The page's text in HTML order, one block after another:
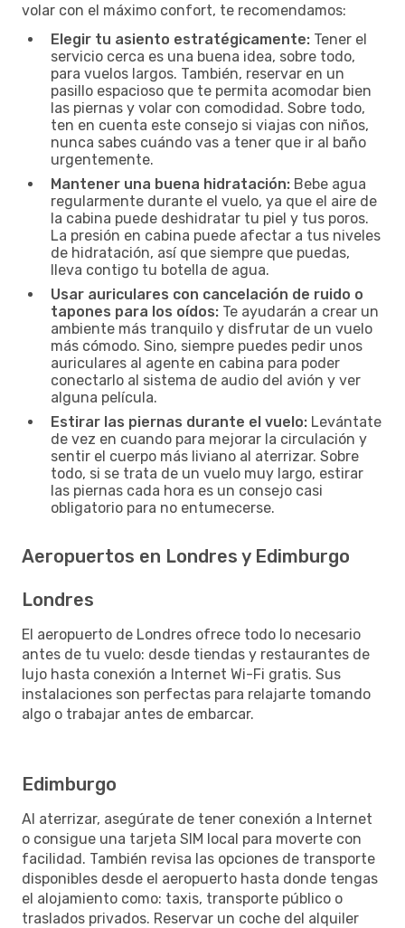
volar con el máximo confort, te recomendamos:
Elegir tu asiento estratégicamente: Tener el
servicio cerca es una buena idea, sobre todo,
para vuelos largos. También, reservar en un
pasillo espacioso que te permita acomodar bien
las piernas y volar con comodidad. Sobre todo,
ten en cuenta este consejo si viajas con niños,
nunca sabes cuándo vas a tener que ir al baño
urgentemente.
Mantener una buena hidratación: Bebe agua
regularmente durante el vuelo, ya que el aire de
la cabina puede deshidratar tu piel y tus poros.
La presión en cabina puede afectar a tus niveles
de hidratación, así que siempre que puedas,
lleva contigo tu botella de agua.
Usar auriculares con cancelación de ruido o
tapones para los oídos: Te ayudarán a crear un
ambiente más tranquilo y disfrutar de un vuelo
más cómodo. Sino, siempre puedes pedir unos
auriculares al agente en cabina para poder
conectarlo al sistema de audio del avión y ver
alguna película.
Estirar las piernas durante el vuelo: Levántate
de vez en cuando para mejorar la circulación y
sentir el cuerpo más liviano al aterrizar. Sobre
todo, si se trata de un vuelo muy largo, estirar
las piernas cada hora es un consejo casi
obligatorio para no entumecerse.
Aeropuertos en Londres y Edimburgo
Londres
El aeropuerto de Londres ofrece todo lo necesario
antes de tu vuelo: desde tiendas y restaurantes de
lujo hasta conexión a Internet Wi-Fi gratis. Sus
instalaciones son perfectas para relajarte tomando
algo o trabajar antes de embarcar.
Edimburgo
Al aterrizar, asegúrate de tener conexión a Internet
o consigue una tarjeta SIM local para moverte con
facilidad. También revisa las opciones de transporte
disponibles desde el aeropuerto hasta donde tengas
el alojamiento como: taxis, transporte público o
traslados privados. Reservar un coche del alquiler